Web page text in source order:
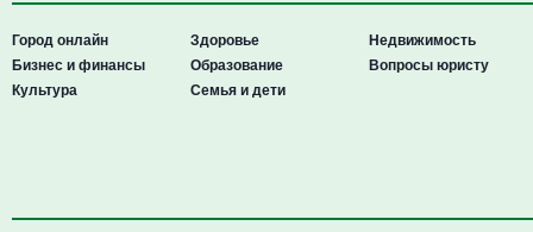
Город онлайн
Бизнес и финансы
Культура
Здоровье
Образование
Семья и дети
Недвижимость
Вопросы юристу